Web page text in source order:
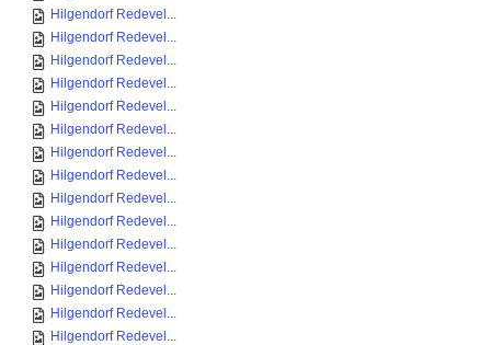
Hilgendorf Redevel...
Hilgendorf Redevel...
Hilgendorf Redevel...
Hilgendorf Redevel...
Hilgendorf Redevel...
Hilgendorf Redevel...
Hilgendorf Redevel...
Hilgendorf Redevel...
Hilgendorf Redevel...
Hilgendorf Redevel...
Hilgendorf Redevel...
Hilgendorf Redevel...
Hilgendorf Redevel...
Hilgendorf Redevel...
Hilgendorf Redevel...